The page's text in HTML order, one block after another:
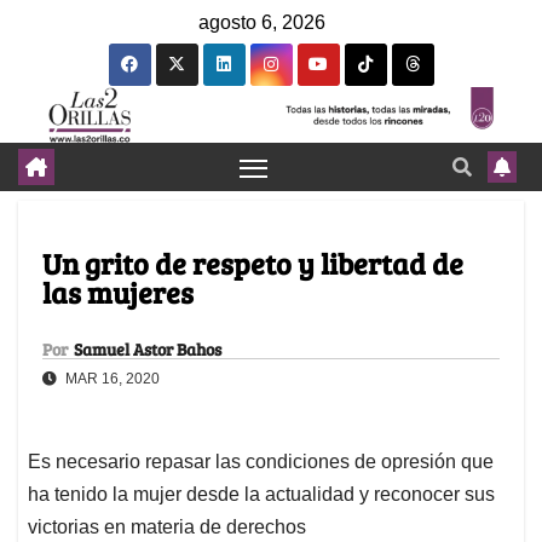
agosto 6, 2026
Un grito de respeto y libertad de
las mujeres
Por Samuel Astor Bahos
MAR 16, 2020
Es necesario repasar las condiciones de opresión que
ha tenido la mujer desde la actualidad y reconocer sus
victorias en materia de derechos